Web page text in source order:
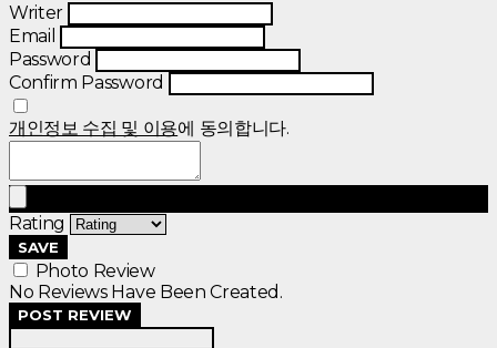
Writer
Email
Password
Confirm Password
개인정보 수집 및 이용에 동의합니다.
Rating
SAVE
Photo Review
No Reviews Have Been Created.
POST REVIEW